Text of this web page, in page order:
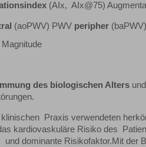
(AIx, AIx@75)
(aoPWV) PWV peripher (baPWV)
Magnitude
des biologischen Alters
Praxis verwendeten
kardiovaskuläre Risiko des
dominante Risikofaktor.Mit der